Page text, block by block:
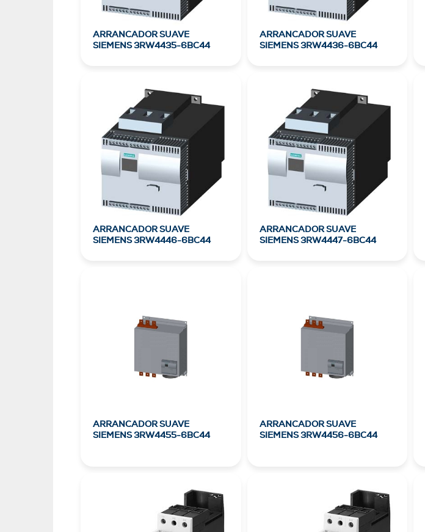
ARRANCADOR SUAVE
SIEMENS 3RW4435-6BC44
ARRANCADOR SUAVE
SIEMENS 3RW4436-6BC44
ARRANCADOR SUAVE
SIEMENS 3RW4446-6BC44
ARRANCADOR SUAVE
SIEMENS 3RW4447-6BC44
ARRANCADOR SUAVE
SIEMENS 3RW4455-6BC44
ARRANCADOR SUAVE
SIEMENS 3RW4456-6BC44